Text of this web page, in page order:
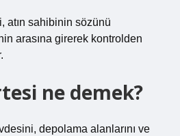
atın sahibinin sözünü
arasına girerek kontrolden
ne demek?
depolama alanlarını ve